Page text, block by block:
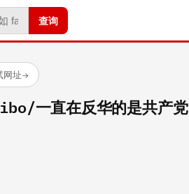
查询
网址→
一直在反华的是共产党